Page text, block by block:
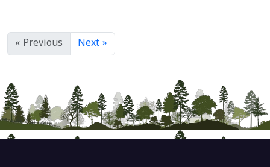
« Previous Next »